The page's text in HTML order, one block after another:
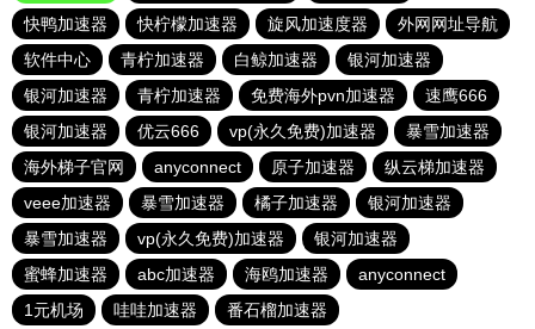
快鸭加速器
快柠檬加速器 旋风加速度器
外网网址导航
软件中心
青柠加速器 白鲸加速器
银河加速器
银河加速器
青柠加速器 免费海外pvn加速器
速鹰666
银河加速器
优云666 vp(永久免费)加速器
暴雪加速器
海外梯子官网
anyconnect 原子加速器
纵云梯加速器
veee加速器
暴雪加速器 橘子加速器
银河加速器
暴雪加速器
vp(永久免费)加速器
银河加速器
蜜蜂加速器
abc加速器 海鸥加速器
anyconnect
1元机场
哇哇加速器
番石榴加速器